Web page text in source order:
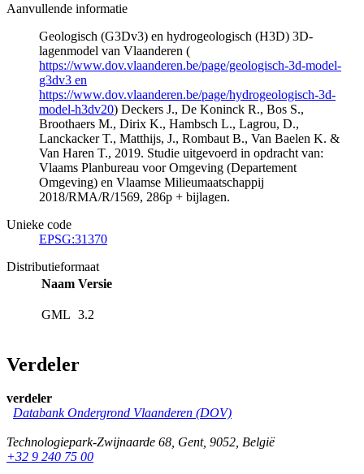
Aanvullende informatie
Geologisch (G3Dv3) en hydrogeologisch (H3D) 3D-
lagenmodel van Vlaanderen (
https://www.dov.vlaanderen.be/page/geologisch-3d-model-
g3dv3 en
https://www.dov.vlaanderen.be/page/hydrogeologisch-3d-
model-h3dv20) Deckers J., De Koninck R., Bos S.,
Broothaers M., Dirix K., Hambsch L., Lagrou, D.,
Lanckacker T., Matthijs, J., Rombaut B., Van Baelen K. &
Van Haren T., 2019. Studie uitgevoerd in opdracht van:
Vlaams Planbureau voor Omgeving (Departement
Omgeving) en Vlaamse Milieumaatschappij
2018/RMA/R/1569, 286p + bijlagen.
Unieke code
EPSG:31370
Distributieformaat
Naam Versie
GML 3.2
Verdeler
verdeler
Databank Ondergrond Vlaanderen (DOV)
Technologiepark-Zwijnaarde 68, Gent, 9052, België
+32 9 240 75 00